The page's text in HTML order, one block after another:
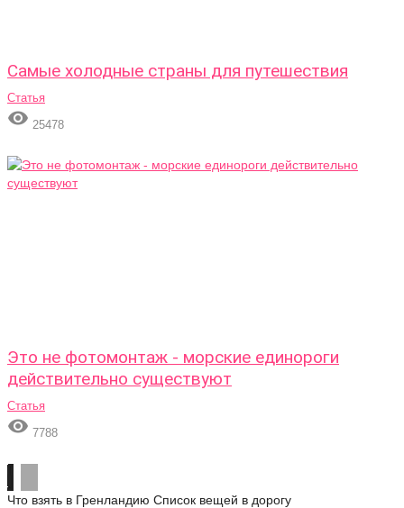
Самые холодные страны для путешествия
Статья
 25478
Это не фотомонтаж - морские единороги
действительно существуют
Статья
 7788
Что взять в Гренландию Список вещей в дорогу